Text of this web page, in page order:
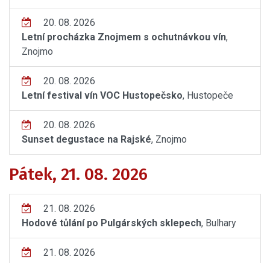
20. 08. 2026
Letní procházka Znojmem s ochutnávkou vín,
Znojmo
20. 08. 2026
Letní festival vín VOC Hustopečsko, Hustopeče
20. 08. 2026
Sunset degustace na Rajské, Znojmo
Pátek, 21. 08. 2026
21. 08. 2026
Hodové tůlání po Pulgárských sklepech, Bulhary
21. 08. 2026